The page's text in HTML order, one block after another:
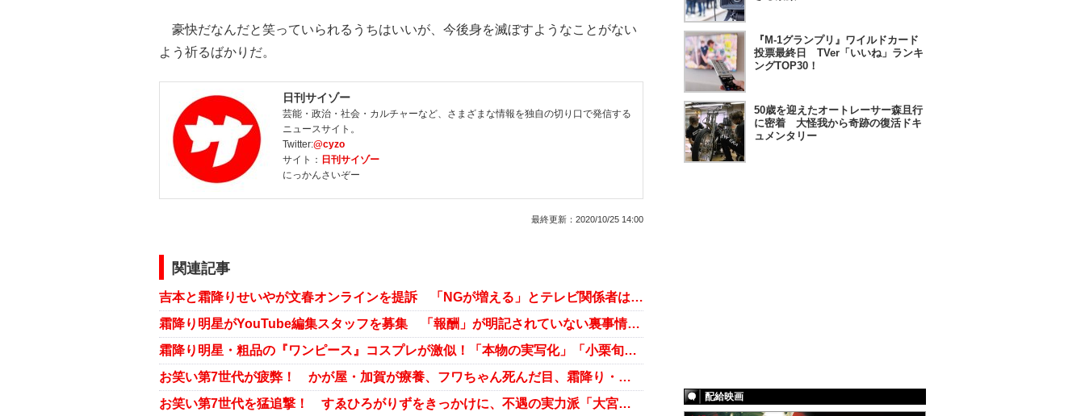
豪快だなんだと笑っていられるうちはいいが、今後身を滅ぼすようなことがない
よう祈るばかりだ。
日刊サイゾー
芸能・政治・社会・カルチャーなど、さまざまな情報を独自の切り口で発信する
ニュースサイト。
Twitter:@cyzo
サイト： 日刊サイゾー
にっかんさいぞー
最終更新： 2020/10/25 14:00
関連記事
吉本と霜降りせいやが文春オンラインを提訴 「NGが増える」とテレビ関係者は困惑？
霜降り明星がYouTube編集スタッフを募集 「報酬」が明記されていない裏事情とは？
霜降り明星・粗品の『ワンピース』コスプレが激似！「本物の実写化」「小栗旬より似てる」の声
お笑い第7世代が疲弊！ かが屋・加賀が療養、フワちゃん死んだ目、霜降り・せいやラジオ2週欠席で心配の声
お笑い第7世代を猛追撃！ すゑひろがりずをきっかけに、不遇の実力派「大宮セブン」に注目集まる
『M-1グランプリ』ワイルドカード
投票最終日 TVer「いいね」ランキ
ングTOP30！
50歳を迎えたオートレーサー森且行
に密着 大怪我から奇跡の復活ドキ
ュメンタリー
配給映画